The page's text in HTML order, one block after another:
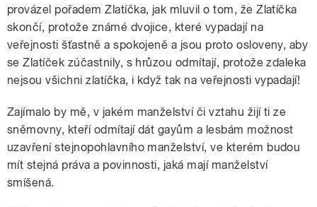
provázel pořadem Zlatíčka, jak mluvil o tom, že Zlatíčka
skončí, protože známé dvojice, které vypadají na
veřejnosti šťastně a spokojeně a jsou proto osloveny, aby
se Zlatíček zúčastnily, s hrůzou odmítají, protože zdaleka
nejsou všichni zlatíčka, i když tak na veřejnosti vypadají!
Zajímalo by mě, v jakém manželství či vztahu žijí ti ze
sněmovny, kteří odmítají dát gayům a lesbám možnost
uzavření stejnopohlavního manželství, ve kterém budou
mít stejná práva a povinnosti, jaká mají manželství
smíšená.